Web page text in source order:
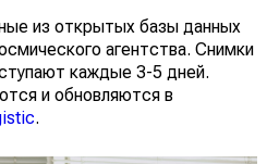
из открытых базы данных
агентства. Снимки
каждые 3-5 дней.
и обновляются в
.